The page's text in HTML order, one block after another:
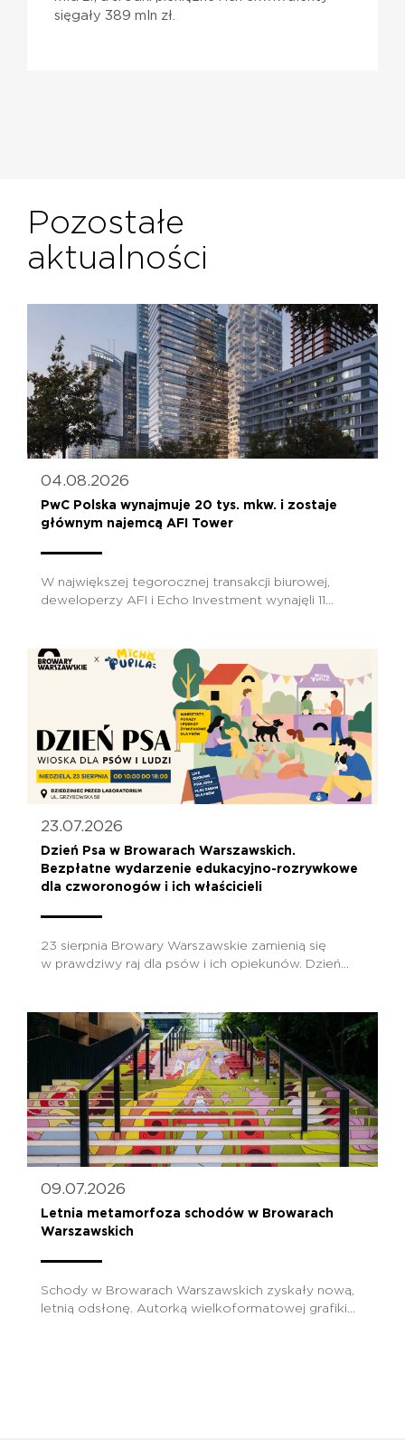
sięgały 389 mln zł.
Pozostałe
aktualności
04.08.2026
PwC Polska wynajmuje 20 tys. mkw. i zostaje
głównym najemcą AFI Tower
W największej tegorocznej transakcji biurowej,
deweloperzy AFI i Echo Investment wynajęli 11...
23.07.2026
Dzień Psa w Browarach Warszawskich.
Bezpłatne wydarzenie edukacyjno-rozrywkowe
dla czworonogów i ich właścicieli
23 sierpnia Browary Warszawskie zamienią się
w prawdziwy raj dla psów i ich opiekunów. Dzień...
09.07.2026
Letnia metamorfoza schodów w Browarach
Warszawskich
Schody w Browarach Warszawskich zyskały nową,
letnią odsłonę. Autorką wielkoformatowej grafiki...